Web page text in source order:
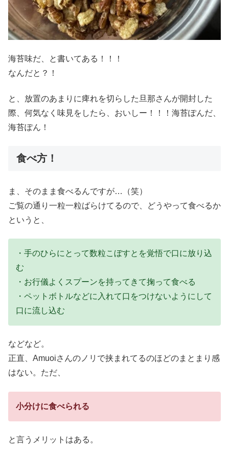
海苔味だ、と書いてある！！！
なんだと？！
と、放置のあまりに痺れを切らした旦那さんが開封した
際、何気なく味見をしたら、おいしー！！！海苔ぽんだ、
海苔ぽん！
食べ方！
ま、そのまま食べるんですが…（笑）
ご覧の通り一粒一粒ばらけてるので、どうやって食べるか
というと、
・手のひらにとって数粒こぼすとを覚悟で口に放り込
む
・お行儀よくスプーンを持ってきて掬って食べる
・ペットボトルなどに入れて口をつけないようにして
口に流し込む
などなど。
正直、Amuoiさんのノリで挟まれてるのほどのまとまり感
はない。ただ、
小分けに食べられる
と言うメリットはある。